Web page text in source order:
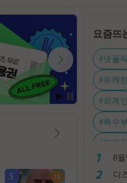
5
요즘뜨
#넷플
#유쾌
#외계인
#특수
#전지현